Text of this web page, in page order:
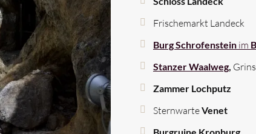
Frischemarkt Landeck
Burg Schrofenstein im
Stanzer Waalweg,
Zammer Lochputz
SternwarteVenet